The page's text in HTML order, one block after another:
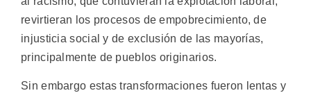
revirtieran los procesos de empobrecimiento, de
injusticia social y de exclusión de las mayorías,
principalmente de pueblos originarios.
Sin embargo estas transformaciones fueron lentas y